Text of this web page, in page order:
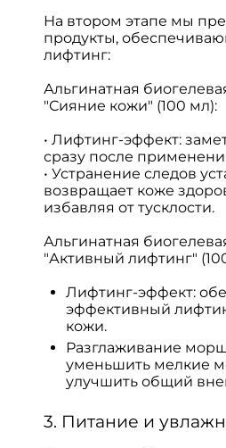
На втором этапе мы
продукты,
лифтинг:
Альгинатная
"Сияние кожи" (100 мл):
• Лифтинг-эффект:
сразу после
• Устранение следов
возвращает коже
избавляя от тусклости.
Альгинатная
"Активный лифтинг"
Лифтинг-эффект:
эффективный
кожи.
Разглаживание
уменьшить мелкие
улучшить общий
3. Питание и